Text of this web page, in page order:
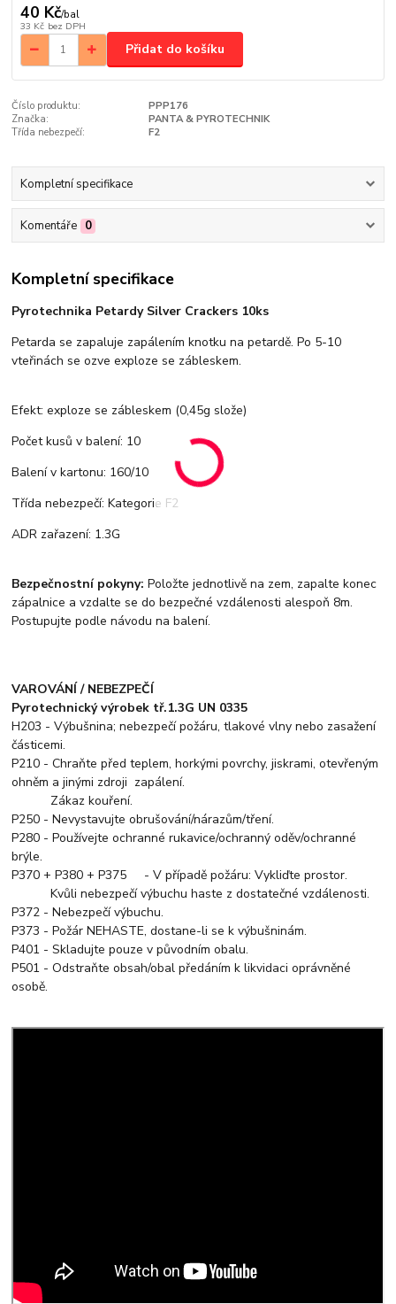
40 Kč/bal
33 Kč bez DPH
Přidat do košíku
Číslo produktu:
PPP176
Značka:
PANTA & PYROTECHNIK
Třída nebezpečí:
F2
Kompletní specifikace
Komentáře 0
Kompletní specifikace
Pyrotechnika Petardy Silver Crackers 10ks
Petarda se zapaluje zapálením knotku na petardě. Po 5-10
vteřinách se ozve exploze se zábleskem.
Efekt: exploze se zábleskem (0,45g slože)
Počet kusů v balení: 10
Balení v kartonu: 160/10
Třída nebezpečí: Kategorie F2
ADR zařazení: 1.3G
Bezpečnostní pokyny: Položte jednotlivě na zem, zapalte konec
zápalnice a vzdalte se do bezpečné vzdálenosti alespoň 8m.
Postupujte podle návodu na balení.
VAROVÁNÍ / NEBEZPEČÍ
Pyrotechnický výrobek tř.1.3G UN 0335
H203 - Výbušnina; nebezpečí požáru, tlakové vlny nebo zasažení
částicemi.
P210 - Chraňte před teplem, horkými povrchy, jiskrami, otevřeným
ohněm a jinými zdroji zapálení.
Zákaz kouření.
P250 - Nevystavujte obrušování/nárazům/tření.
P280 - Používejte ochranné rukavice/ochranný oděv/ochranné
brýle.
P370 + P380 + P375 - V případě požáru: Vykliďte prostor.
Kvůli nebezpečí výbuchu haste z dostatečné vzdálenosti.
P372 - Nebezpečí výbuchu.
P373 - Požár NEHASTE, dostane-li se k výbušninám.
P401 - Skladujte pouze v původním obalu.
P501 - Odstraňte obsah/obal předáním k likvidaci oprávněné
osobě.